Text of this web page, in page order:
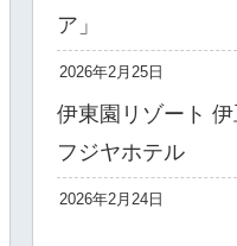
ア」
2026年2月25日
伊東園リゾート
フジヤホテル
2026年2月24日